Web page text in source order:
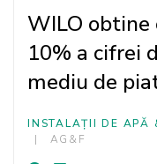
WILO obtine
10% a cifrei
mediu de
INSTALAȚII DE APĂ
AG&F